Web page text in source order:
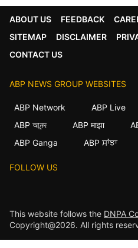
ABOUT US FEEDBACK
SITEMAP
DISCLAIMER
CONTACT US
ABP NEWS GROUP WEBSITES
ABP Network ABP Live
ABP আনন্দ
ABP माझा
ABP Ganga
ABP ਸਾਂਝਾ
FOLLOW US
This website follows the DNPA
Copyright@2026. All rights